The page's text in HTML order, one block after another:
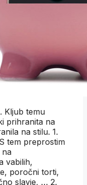
Kljub temu
prihranita na
na stilu. 1.
tem preprostim
na
vabilih,
poročni torti,
slavje, … 2.